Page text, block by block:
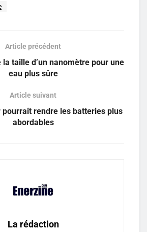
Article précédent
la taille d’un nanomètre pour une
eau plus sûre
Article suivant
rendre les batteries plus
abordables
La rédaction